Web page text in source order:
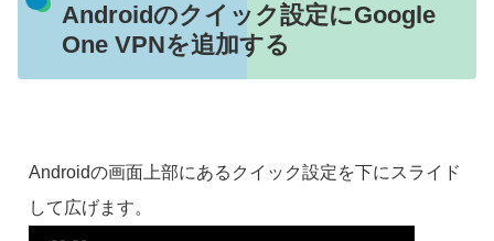
Androidのクイック設定にGoogle
One VPNを追加する
Androidの画面上部にあるクイック設定を下にスライド
して広げます。